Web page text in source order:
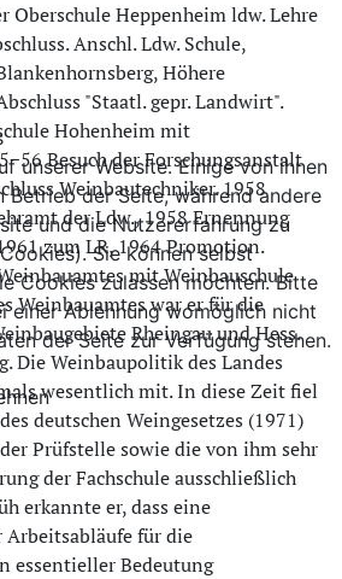
Oberschule Heppenheim ldw. Lehre
Anschl. Ldw. Schule,
Höhere
"Staatl. gepr. Landwirt".
Hohenheim mit
Besuch der Forschungsanstalt
Weinbautechniker. 1958
der Ldw., 1958 Ernennung
zum LR, 1964 Promotion.
mit Weinbauschule
Weinbauamtes war er für die
Rheingau und Hess.
Die Weinbaupolitik des Landes
wesentlich mit. In diese Zeit fiel
deutschen Weingesetzes (1971)
Prüfstelle sowie die von ihm sehr
der Fachschule ausschließlich
erkannte er, dass eine
für die
essentieller Bedeutung
unserer Website. Einige von ihnen
Betrieb der Seite, während andere
und die Nutzererfahrung zu
Sie können selbst
Cookies zulassen möchten. Bitte
einer Ablehnung womöglich nicht
der Seite zur Verfügung stehen.